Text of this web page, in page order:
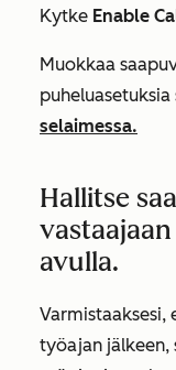
Kytke Enable
Muokkaa
selaimessa.
Hallitse
avulla.
työajan jälkeen,